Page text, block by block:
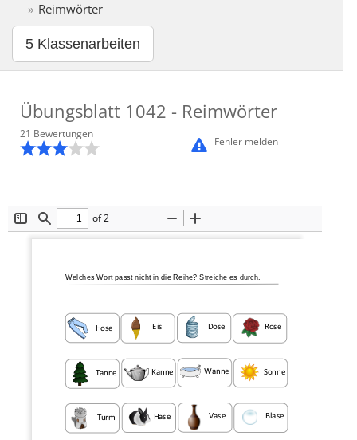
Reimwörter
5 Klassenarbeiten
Übungsblatt 1042 - Reimwörter
Fehler melden
21 Bewertungen
Toggle
Sidebar
Find
of 2
Zoom
Out
In
Welches Wort passt nicht in die Reihe? Streiche es durch.
Rose
Hose Dose
Tanne Kanne Wanne Sonne
Turm Hase Vase Blase
Eis